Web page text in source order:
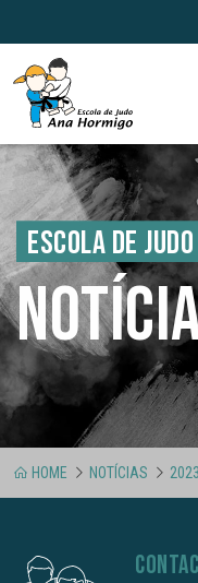
ESCOLA DE
HOME NOTÍCIAS 2023